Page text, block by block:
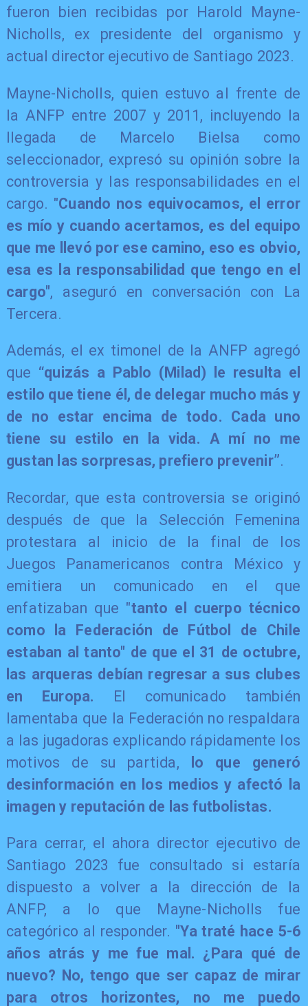
fueron bien recibidas por Harold Mayne-
Nicholls, ex presidente del organismo y
actual director ejecutivo de Santiago 2023.
Mayne-Nicholls, quien estuvo al frente de
la ANFP entre 2007 y 2011, incluyendo la
llegada de Marcelo Bielsa como
seleccionador, expresó su opinión sobre la
controversia y las responsabilidades en el
cargo. "Cuando nos equivocamos, el error
es mío y cuando acertamos, es del equipo
que me llevó por ese camino, eso es obvio,
esa es la responsabilidad que tengo en el
cargo", aseguró en conversación con La
Tercera.
Además, el ex timonel de la ANFP agregó
que “quizás a Pablo (Milad) le resulta el
estilo que tiene él, de delegar mucho más y
de no estar encima de todo. Cada uno
tiene su estilo en la vida. A mí no me
gustan las sorpresas, prefiero prevenir”.
Recordar, que esta controversia se originó
después de que la Selección Femenina
protestara al inicio de la final de los
Juegos Panamericanos contra México y
emitiera un comunicado en el que
enfatizaban que "tanto el cuerpo técnico
como la Federación de Fútbol de Chile
estaban al tanto" de que el 31 de octubre,
las arqueras debían regresar a sus clubes
en Europa. El comunicado también
lamentaba que la Federación no respaldara
a las jugadoras explicando rápidamente los
motivos de su partida,
lo que generó
desinformación en los medios y afectó la
imagen y reputación de las futbolistas.
Para cerrar, el ahora director ejecutivo de
Santiago 2023 fue consultado si estaría
dispuesto a volver a la dirección de la
ANFP, a lo que Mayne-Nicholls fue
categórico al responder. "Ya traté hace 5-6
años atrás y me fue mal. ¿Para qué de
nuevo? No, tengo que ser capaz de mirar
para otros horizontes, no me puedo